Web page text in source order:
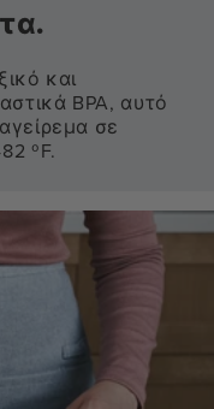
και
BPA, αυτό
σε
ºF.